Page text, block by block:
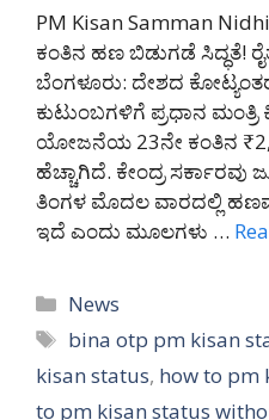
PM Kisan Samman
ಕಂತಿನ ಹಣ ಬಿಡುಗಡೆ ಸಿದ್ಧತೆ!
ಬೆಂಗಳೂರು: ದೇಶದ ಕೋಟ್ಯಂತರ
ಕುಟುಂಬಗಳಿಗೆ ಪ್ರಧಾನ
ಯೋಜನೆಯ 23ನೇ ಕಂತಿನ
ಹೆಚ್ಚಾಗಿದೆ. ಕೇಂದ್ರ ಸರ್ಕಾರವು
ತಿಂಗಳ ಮೊದಲ ವಾರದಲ್ಲಿ
ಇದೆ ಎಂದು ಮೂಲಗಳು …
Categories
News
Tags
bina otp pm kisan
kisan status, how to pm
to pm kisan status